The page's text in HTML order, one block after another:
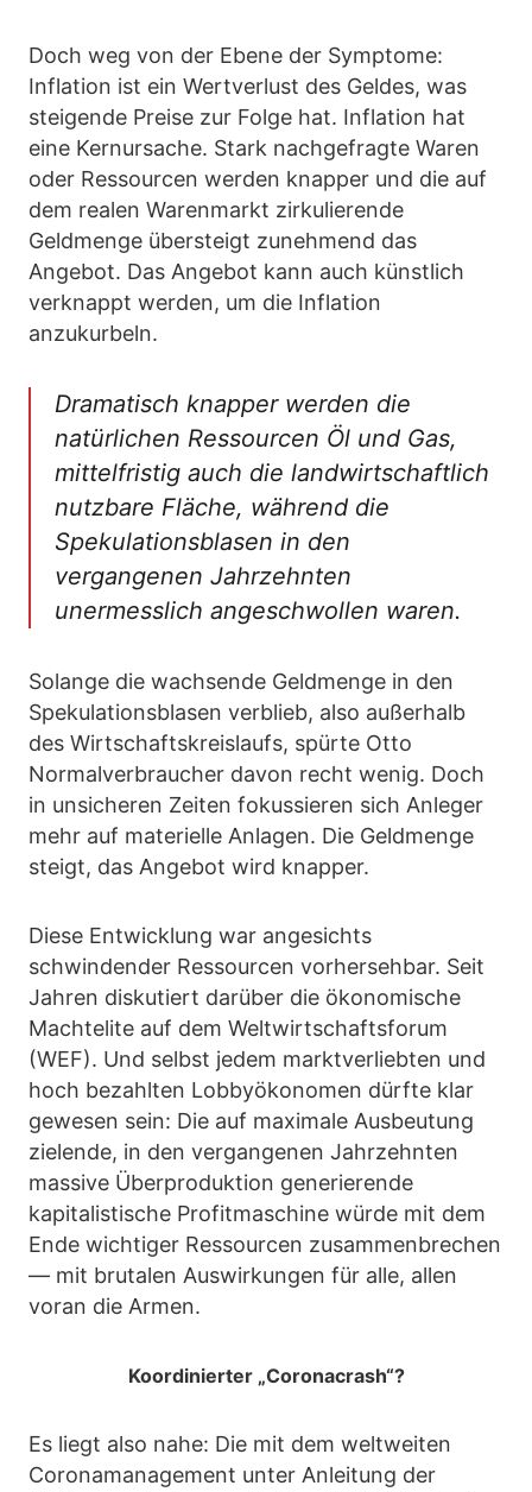
Doch weg von der Ebene der Symptome:
Inflation ist ein Wertverlust des Geldes, was
steigende Preise zur Folge hat. Inflation hat
eine Kernursache. Stark nachgefragte Waren
oder Ressourcen werden knapper und die auf
dem realen Warenmarkt zirkulierende
Geldmenge übersteigt zunehmend das
Angebot. Das Angebot kann auch künstlich
verknappt werden, um die Inflation
anzukurbeln.
Dramatisch knapper werden die
natürlichen Ressourcen Öl und Gas,
mittelfristig auch die landwirtschaftlich
nutzbare Fläche, während die
Spekulationsblasen in den
vergangenen Jahrzehnten
unermesslich angeschwollen waren.
Solange die wachsende Geldmenge in den
Spekulationsblasen verblieb, also außerhalb
des Wirtschaftskreislaufs, spürte Otto
Normalverbraucher davon recht wenig. Doch
in unsicheren Zeiten fokussieren sich Anleger
mehr auf materielle Anlagen. Die Geldmenge
steigt, das Angebot wird knapper.
Diese Entwicklung war angesichts
schwindender Ressourcen vorhersehbar. Seit
Jahren diskutiert darüber die ökonomische
Machtelite auf dem Weltwirtschaftsforum
(WEF). Und selbst jedem marktverliebten und
hoch bezahlten Lobbyökonomen dürfte klar
gewesen sein: Die auf maximale Ausbeutung
zielende, in den vergangenen Jahrzehnten
massive Überproduktion generierende
kapitalistische Profitmaschine würde mit dem
Ende wichtiger Ressourcen zusammenbrechen
— mit brutalen Auswirkungen für alle, allen
voran die Armen.
Koordinierter „Coronacrash“?
Es liegt also nahe: Die mit dem weltweiten
Coronamanagement unter Anleitung der